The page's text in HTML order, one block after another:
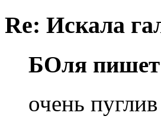
Re: Искала
БОля
очень пуглив